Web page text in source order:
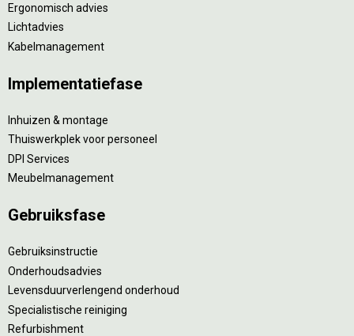
Ergonomisch advies
Lichtadvies
Kabelmanagement
Implementatiefase
Inhuizen & montage
Thuiswerkplek voor personeel
DPI Services
Meubelmanagement
Gebruiksfase
Gebruiksinstructie
Onderhoudsadvies
Levensduurverlengend onderhoud
Specialistische reiniging
Refurbishment